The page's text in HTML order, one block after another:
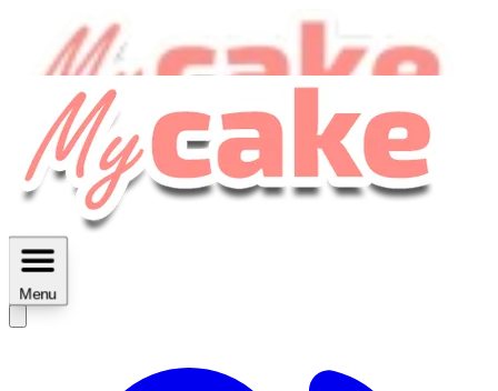
MyCake Academy c'est :
des fiches imprimables ...
Découvrir
Menu